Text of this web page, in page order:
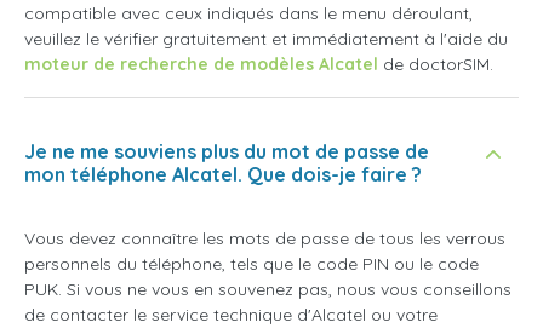
compatible avec ceux indiqués dans le menu déroulant,
veuillez le vérifier gratuitement et immédiatement à l'aide du
moteur de recherche de modèles Alcatel de doctorSIM.
Je ne me souviens plus du mot de passe de
mon téléphone Alcatel. Que dois-je faire ?
Vous devez connaître les mots de passe de tous les verrous
personnels du téléphone, tels que le code PIN ou le code
PUK. Si vous ne vous en souvenez pas, nous vous conseillons
de contacter le service technique d'Alcatel ou votre